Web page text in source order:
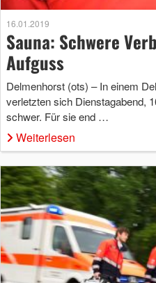
16.01.2019
Sauna: Schwere
Aufguss
Delmenhorst (ots) – In einem
verletzten sich Dienstagabend,
schwer. Für sie end …
Weiterlesen